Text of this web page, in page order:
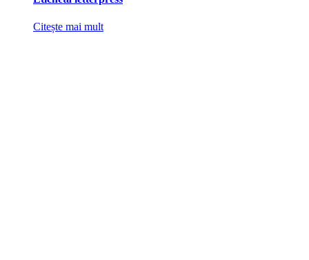
Citește mai mult